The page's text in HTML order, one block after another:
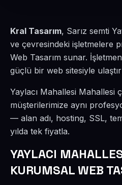
Kral Tasarım, Sarız semti
ve çevresindeki işletmelere
Web Tasarım sunar.
güçlü bir web sitesiyle
Yaylacı Mahallesi Mahallesi
müşterilerimize aynı
— alan adı, hosting, SSL,
yılda tek fiyatla.
YAYLACI
KURUMSAL WEB